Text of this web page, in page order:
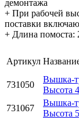
демонтажа
+ При рабочей
поставки
+ Длина помоста:
Артикул
731050
Вышка-
Высота
731067
Вышка-
Высота